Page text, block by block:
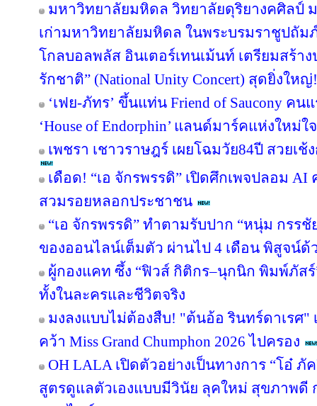
มหาวิทยาลัยมหิดล วิทยาลัยดุริยางคศิลป์
เก่ามหาวิทยาลัยมหิดล ในพระบรมราชูปถัม
โกลบอลพลัส อินเตอร์เทนเม้นท์ เตรียมสร้า
รักชาติ” (National Unity Concert) สุดยิ่งใ
‘เฟย-ภัทร’ ขึ้นแท่น Friend of Saucony ค
‘House of Endorphin’ แลนด์มาร์คแห่งใหม่
เพชรา เชาวราษฎร์ เผยโฉมวัย84ปี สวยเ
เดือด! “เอ จักรพรรดิ” เปิดศึกเพจปลอม
สวมรอยหลอกประชาชน
“เอ จักรพรรดิ” ทำตามรับปาก “หนุ่ม กรร
ของออนไลน์เต็มตัว ผ่านไป 4 เดือน พิสูจน์ด้
ผู้กองแคท ซึ้ง “ฟิวส์ กิติกร–นุกนิก พิมพ์ภัสร์
ทั้งในละครและชีวิตจริง
มงลงแบบไม่ต้องสืบ! "ต้นอ้อ รินทร์ดาเรศ"
คว้า Miss Grand Chumphon 2026 ไปครอง
OH LALA เปิดตัวอย่างเป็นทางการ “โอ๋
สูตรดูแลตัวเองแบบมีวินัย ลุคใหม่ สุขภาพดี